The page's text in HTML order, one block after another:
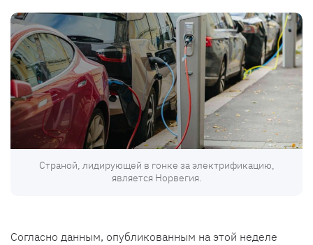
Страной, лидирующей в гонке за электрификацию,
является Норвегия.
Согласно данным, опубликованным на этой неделе